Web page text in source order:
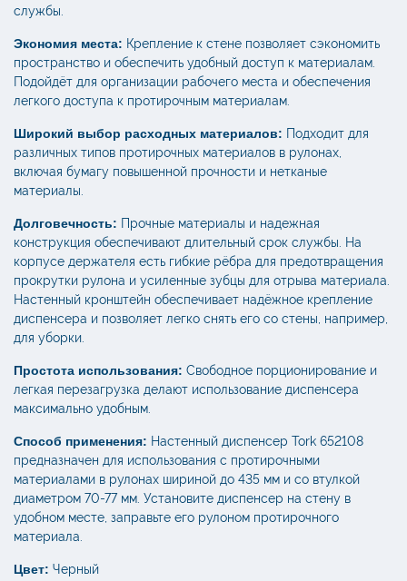
службы.
Экономия места: Крепление к стене позволяет сэкономить
пространство и обеспечить удобный доступ к материалам.
Подойдёт для организации рабочего места и обеспечения
легкого доступа к протирочным материалам.
Широкий выбор расходных материалов: Подходит для
различных типов протирочных материалов в рулонах,
включая бумагу повышенной прочности и нетканые
материалы.
Долговечность: Прочные материалы и надежная
конструкция обеспечивают длительный срок службы. На
корпусе держателя есть гибкие рёбра для предотвращения
прокрутки рулона и усиленные зубцы для отрыва материала.
Настенный кронштейн обеспечивает надёжное крепление
диспенсера и позволяет легко снять его со стены, например,
для уборки.
Простота использования: Свободное порционирование и
легкая перезагрузка делают использование диспенсера
максимально удобным.
Способ применения: Настенный диспенсер Tork 652108
предназначен для использования с протирочными
материалами в рулонах шириной до 435 мм и со втулкой
диаметром 70-77 мм. Установите диспенсер на стену в
удобном месте, заправьте его рулоном протирочного
материала.
Цвет: Черный